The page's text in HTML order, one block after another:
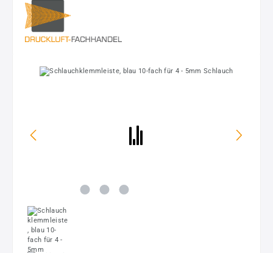
Bildergalerie überspringen